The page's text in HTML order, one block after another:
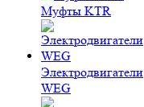
Муфты KTR
Электродвигатели
WEG